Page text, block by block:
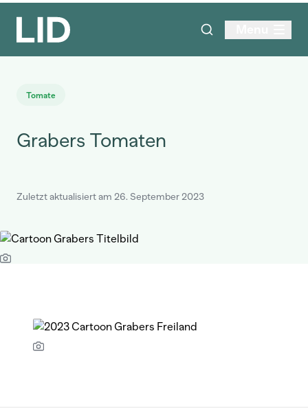
Tomate
Grabers Tomaten
Zuletzt aktualisiert am 26. September 2023